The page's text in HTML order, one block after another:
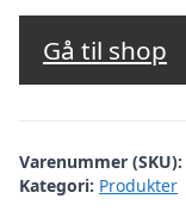
Gå til shop
Varenummer (SKU):
Kategori: Produkter